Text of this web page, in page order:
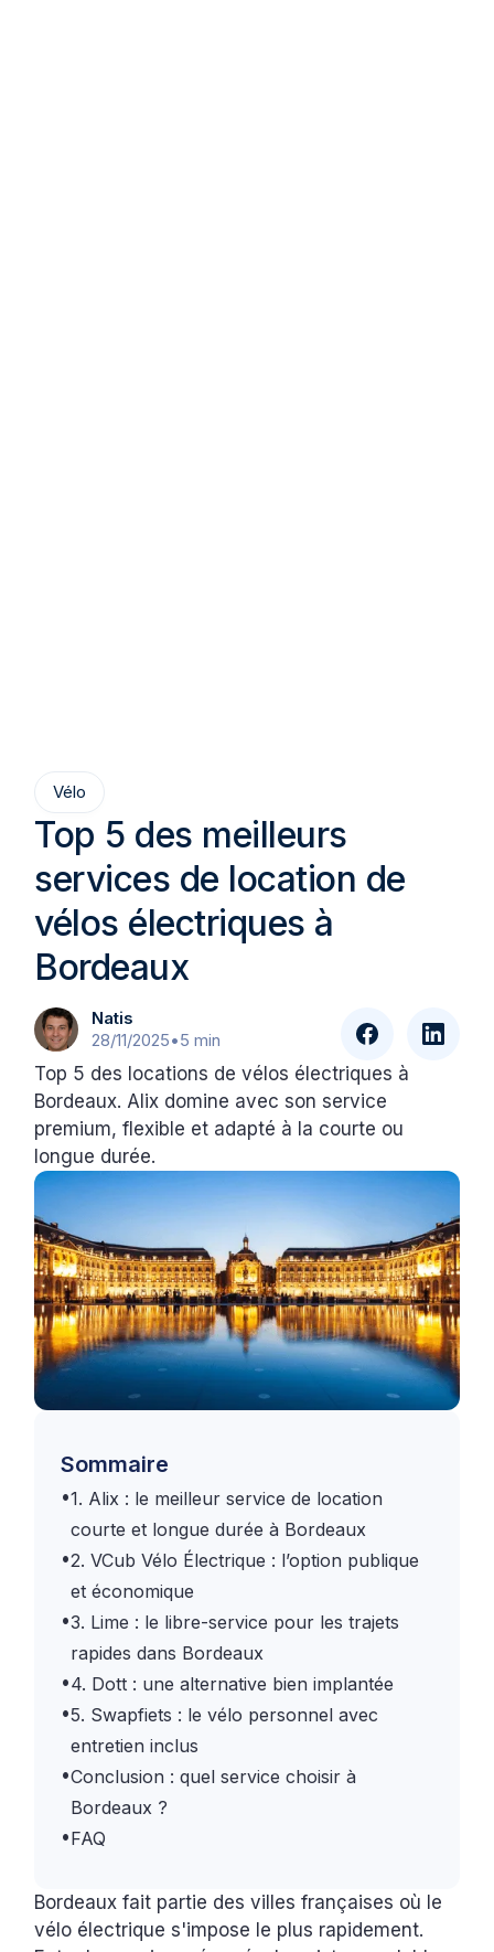
Vélo
Top 5 des meilleurs
services de location de
vélos électriques à
Bordeaux
Natis
28/11/2025•5 min
Top 5 des locations de vélos électriques à
Bordeaux. Alix domine avec son service
premium, flexible et adapté à la courte ou
longue durée.
Sommaire
•1. Alix : le meilleur service de location
courte et longue durée à Bordeaux
•2. VCub Vélo Électrique : l’option publique
et économique
•3. Lime : le libre-service pour les trajets
rapides dans Bordeaux
•4. Dott : une alternative bien implantée
•5. Swapfiets : le vélo personnel avec
entretien inclus
•Conclusion : quel service choisir à
Bordeaux ?
•FAQ
Bordeaux fait partie des villes françaises où le
vélo électrique s'impose le plus rapidement.